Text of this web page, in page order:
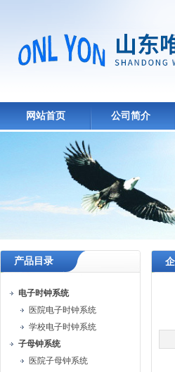
网站首页 公司简介
产品目录
电子时钟系统
医院电子时钟系统
学校电子时钟系统
子母钟系统
医院子母钟系统
济